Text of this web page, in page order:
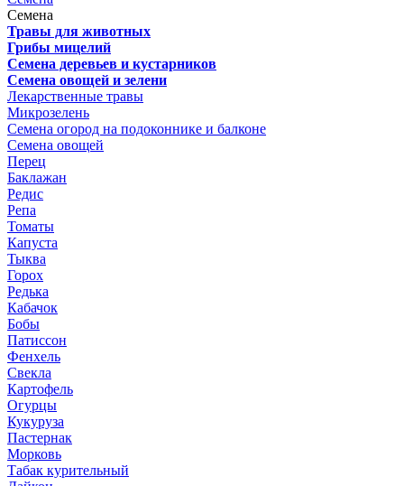
Семена
Травы для животных
Грибы мицелий
Семена деревьев и кустарников
Семена овощей и зелени
Лекарственные травы
Микрозелень
Семена огород на подоконнике и балконе
Семена овощей
Перец
Баклажан
Редис
Репа
Томаты
Капуста
Тыква
Горох
Редька
Кабачок
Бобы
Патиссон
Фенхель
Свекла
Картофель
Огурцы
Кукуруза
Пастернак
Морковь
Табак курительный